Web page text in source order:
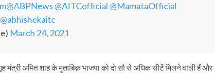
@ABPNews @AITCofficial @MamataOfficial
@abhishekaitc
March 24, 2021
मंत्री अमित शाह के मुताबिक़ भाजपा को दो सौ से अधिक सीटें मिलने वाली हैं और